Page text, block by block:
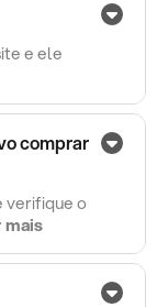
e ele
comprar
verifique o
mais